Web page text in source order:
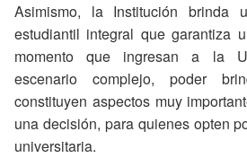
Asimismo, la Institución brinda
estudiantil integral que garantiza
momento que ingresan a la
escenario complejo, poder
constituyen aspectos muy
una decisión, para quienes opten
universitaria.